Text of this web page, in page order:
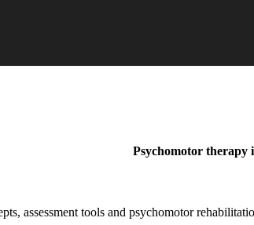
Psychomotor therapy
assessment tools and psychomotor